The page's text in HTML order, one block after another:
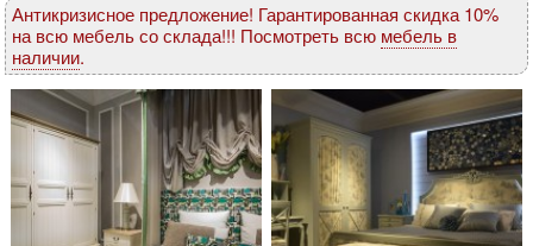
Антикризисное предложение! Гарантированная скидка 10%
на всю мебель со склада!!! Посмотреть всю мебель в
наличии.